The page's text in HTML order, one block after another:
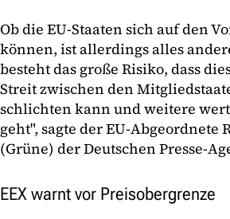
Ob die EU-Staaten sich auf den
können, ist allerdings alles
besteht das große Risiko, dass
Streit zwischen den
schlichten kann und weitere
geht", sagte der EU-Abgeordnete
(Grüne) der Deutschen Presse-
EEX warnt vor Preisobergrenze